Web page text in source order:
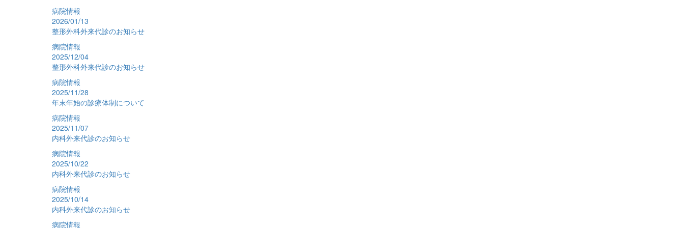
病院情報
2026/01/13
整形外科外来代診のお知らせ
病院情報
2025/12/04
整形外科外来代診のお知らせ
病院情報
2025/11/28
年末年始の診療体制について
病院情報
2025/11/07
内科外来代診のお知らせ
病院情報
2025/10/22
内科外来代診のお知らせ
病院情報
2025/10/14
内科外来代診のお知らせ
病院情報